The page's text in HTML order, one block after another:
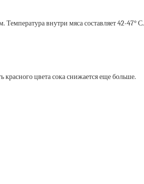
внутри мяса составляет 42-47° С.
цвета сока снижается еще больше.